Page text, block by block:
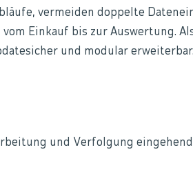
vermeiden doppelte
Einkauf bis zur Auswertung.
und modular erweiterbar.
und Verfolgung